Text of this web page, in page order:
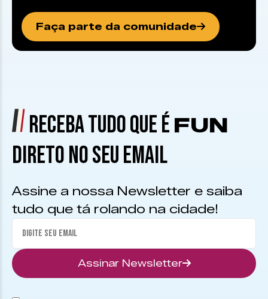
Faça parte da comunidade
RECEBA TUDO QUE É FUN
DIRETO NO SEU EMAIL
Assine a nossa Newsletter e saiba
tudo que tá rolando na cidade!
Assinar Newsletter